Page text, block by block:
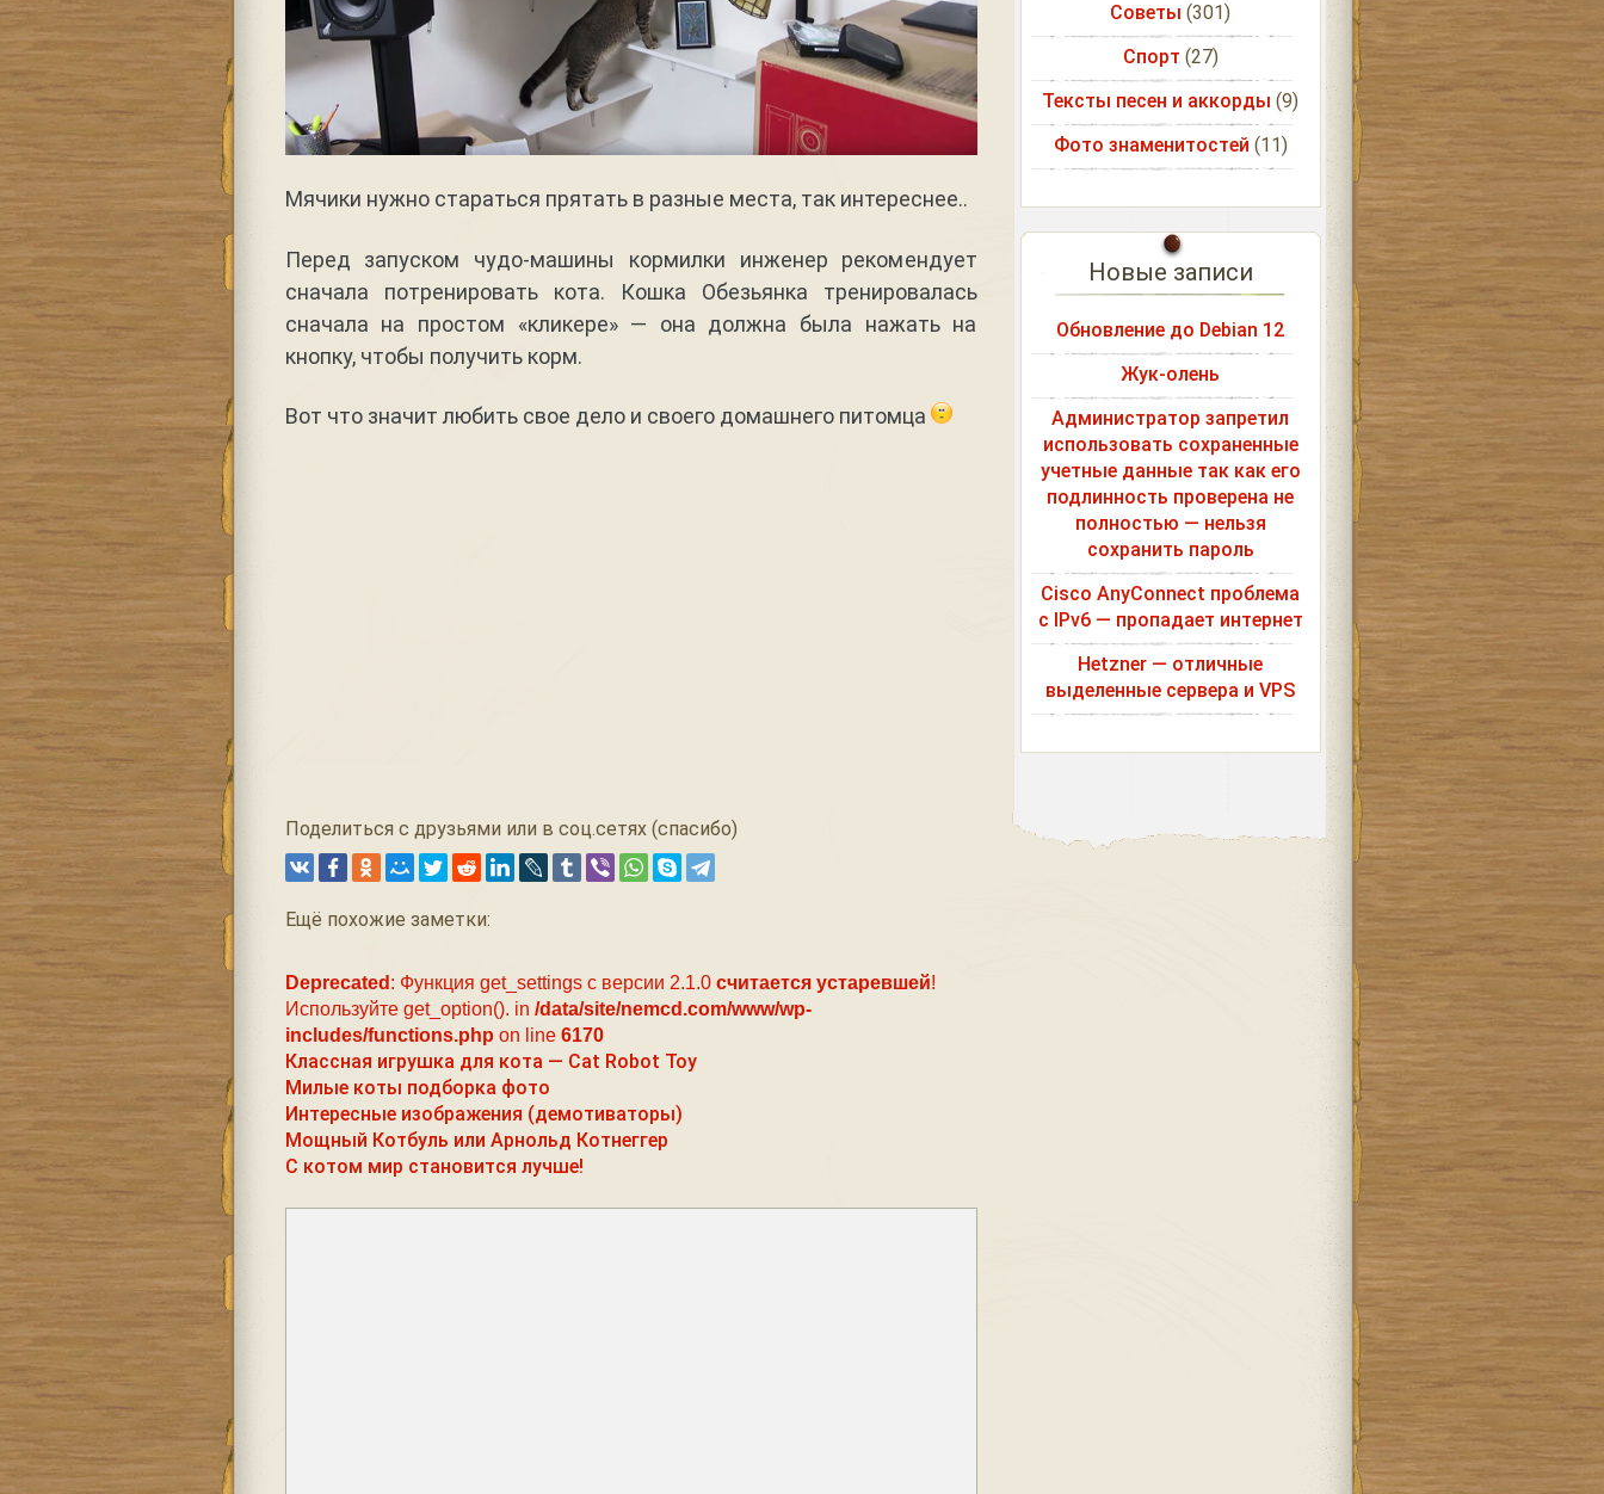
Мячики нужно стараться прятать в разные места, так интереснее..
Перед запуском чудо-машины кормилки инженер рекомендует
сначала потренировать кота. Кошка Обезьянка тренировалась
сначала на простом «кликере» — она должна была нажать на
кнопку, чтобы получить корм.
Вот что значит любить свое дело и своего домашнего питомца
Поделиться с друзьями или в соц.сетях (спасибо)
Ещё похожие заметки:
Deprecated : Функция get_settings с версии 2.1.0 считается устаревшей!
Используйте get_option(). in /data/site/nemcd.com/www/wp-
includes/functions.php on line 6170
Классная игрушка для кота — Cat Robot Toy
Милые коты подборка фото
Интересные изображения (демотиваторы)
Мощный Котбуль или Арнольд Котнеггер
С котом мир становится лучше!
Советы (301)
Спорт (27)
Тексты песен и аккорды (9)
Фото знаменитостей (11)
Новые записи
Обновление до Debian 12
Жук-олень
Администратор запретил
использовать сохраненные
учетные данные так как его
подлинность проверена не
полностью — нельзя
сохранить пароль
Cisco AnyConnect проблема
с IPv6 — пропадает интернет
Hetzner — отличные
выделенные сервера и VPS